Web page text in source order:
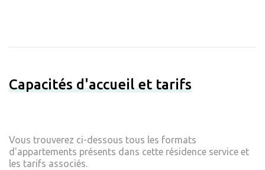
Capacités d'accueil et tarifs
Vous trouverez ci-dessous tous les formats
d'appartements présents dans cette résidence service et
les tarifs associés.